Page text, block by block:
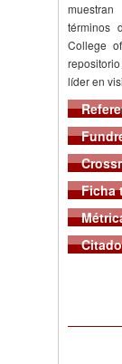
términos
College
líder en
Ficha